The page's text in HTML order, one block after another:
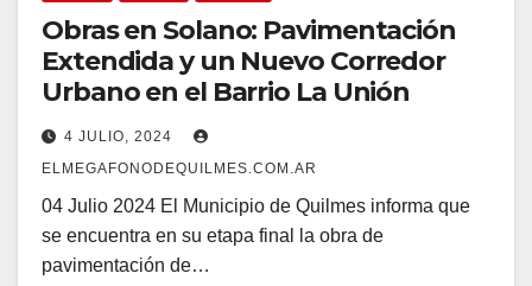
Obras en Solano: Pavimentación
Extendida y un Nuevo Corredor
Urbano en el Barrio La Unión
4 JULIO, 2024
ELMEGAFONODEQUILMES.COM.AR
04 Julio 2024 El Municipio de Quilmes informa que
se encuentra en su etapa final la obra de
pavimentación de…